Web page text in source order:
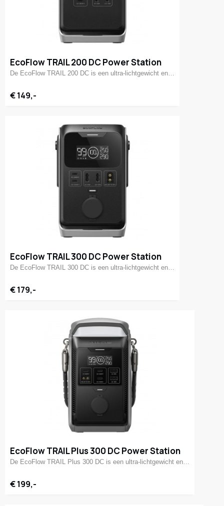
EcoFlow TRAIL 200 DC Power Station
De EcoFlow TRAIL 200 DC is een ultra-lichtgewicht en…
€ 149,-
EcoFlow TRAIL 300 DC Power Station
De EcoFlow TRAIL 300 DC is een ultra-lichtgewicht en…
€ 179,-
EcoFlow TRAIL Plus 300 DC Power Station
De EcoFlow TRAIL Plus 300 DC is een ultra-lichtgewicht en…
€ 199,-